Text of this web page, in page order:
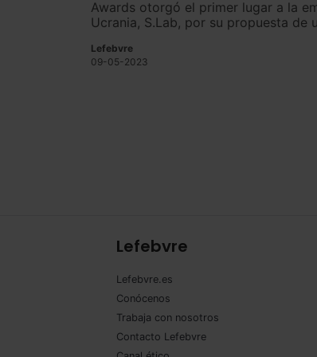
Awards otorgó el primer lugar a la
Ucrania, S.Lab, por su propuesta de
Lefebvre
09-05-2023
Lefebvre
Lefebvre.es
Conócenos
Trabaja con nosotros
Contacto Lefebvre